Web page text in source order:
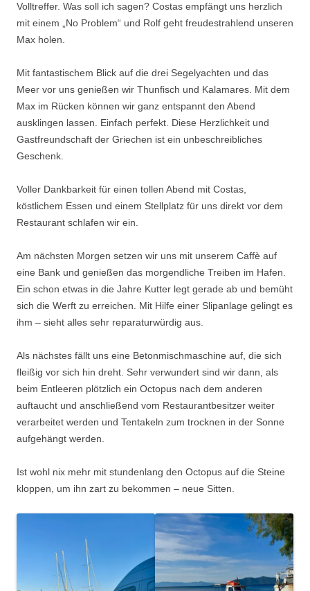
Volltreffer. Was soll ich sagen? Costas empfängt uns herzlich
mit einem „No Problem“ und Rolf geht freudestrahlend unseren
Max holen.
Mit fantastischem Blick auf die drei Segelyachten und das
Meer vor uns genießen wir Thunfisch und Kalamares. Mit dem
Max im Rücken können wir ganz entspannt den Abend
ausklingen lassen. Einfach perfekt. Diese Herzlichkeit und
Gastfreundschaft der Griechen ist ein unbeschreibliches
Geschenk.
Voller Dankbarkeit für einen tollen Abend mit Costas,
köstlichem Essen und einem Stellplatz für uns direkt vor dem
Restaurant schlafen wir ein.
Am nächsten Morgen setzen wir uns mit unserem Caffè auf
eine Bank und genießen das morgendliche Treiben im Hafen.
Ein schon etwas in die Jahre Kutter legt gerade ab und bemüht
sich die Werft zu erreichen. Mit Hilfe einer Slipanlage gelingt es
ihm – sieht alles sehr reparaturwürdig aus.
Als nächstes fällt uns eine Betonmischmaschine auf, die sich
fleißig vor sich hin dreht. Sehr verwundert sind wir dann, als
beim Entleeren plötzlich ein Octopus nach dem anderen
auftaucht und anschließend vom Restaurantbesitzer weiter
verarbeitet werden und Tentakeln zum trocknen in der Sonne
aufgehängt werden.
Ist wohl nix mehr mit stundenlang den Octopus auf die Steine
kloppen, um ihn zart zu bekommen – neue Sitten.